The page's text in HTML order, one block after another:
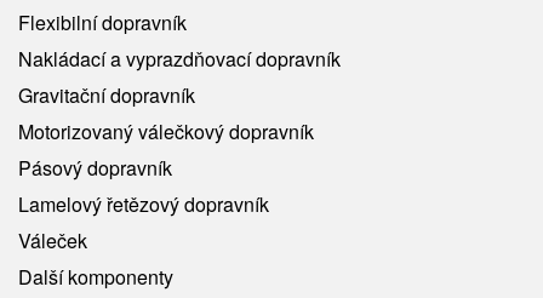
Flexibilní dopravník
Nakládací a vyprazdňovací dopravník
Gravitační dopravník
Motorizovaný válečkový dopravník
Pásový dopravník
Lamelový řetězový dopravník
Váleček
Další komponenty